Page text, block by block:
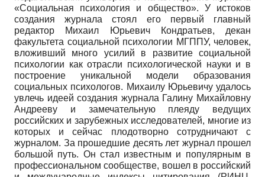
«Социальная психология и общество». У истоков
создания журнала стоял его первый главный
редактор Михаил Юрьевич Кондратьев, декан
факультета социальной психологии МГППУ, человек,
вложивший много усилий в развитие социальной
психологии как отрасли психологической науки и в
построение уникальной модели образования
социальных психологов. Михаилу Юрьевичу удалось
увлечь идеей создания журнала Галину Михайловну
Андрееву и замечательную плеяду ведущих
российских и зарубежных исследователей, многие из
которых и сейчас плодотворно сотрудничают с
журналом. За прошедшие десять лет журнал прошел
большой путь. Он стал известным и популярным в
профессиональном сообществе, вошел в российский